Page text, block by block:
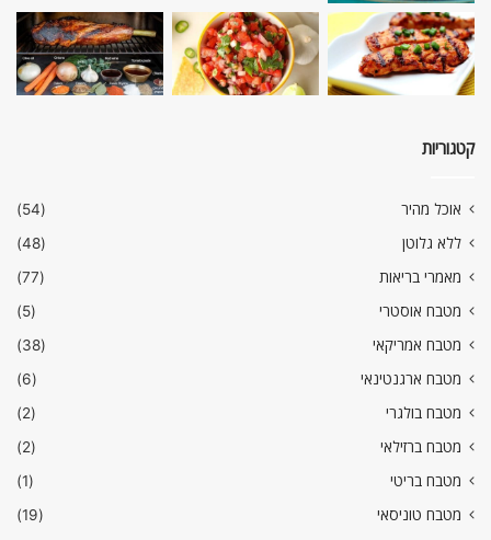
קטגוריות
אוכל מהיר
(54)
ללא גלוטן
(48)
מאמרי בריאות
(77)
מטבח אוסטרי
(5)
מטבח אמריקאי
(38)
מטבח ארגנטינאי
(6)
מטבח בולגרי
(2)
מטבח ברזילאי
(2)
מטבח בריטי
(1)
מטבח טוניסאי
(19)